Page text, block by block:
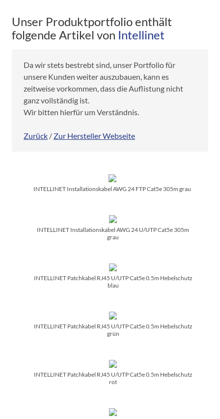
Unser Produktportfolio enthält
folgende Artikel von Intellinet
Da wir stets bestrebt sind, unser Portfolio für
unsere Kunden weiter auszubauen, kann es
zeitweise vorkommen, dass die Auflistung nicht
ganz vollständig ist.
Wir bitten hierfür um Verständnis.
Zurück / Zur Hersteller Webseite
INTELLINET Installationskabel AWG 24 FTP Cat5e 305m grau
INTELLINET Installationskabel AWG 24 U/­UTP Cat5e 305m
grau
INTELLINET Patchkabel RJ45 U/­UTP Cat5e 0.5m Hebelschutz
blau
INTELLINET Patchkabel RJ45 U/­UTP Cat5e 0.5m Hebelschutz
grün
INTELLINET Patchkabel RJ45 U/­UTP Cat5e 0.5m Hebelschutz
rot